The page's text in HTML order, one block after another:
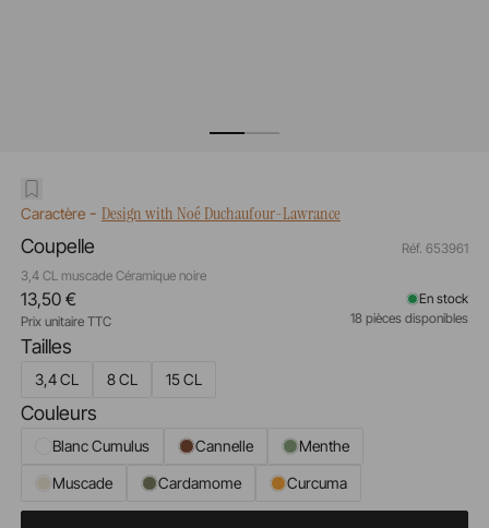
Caractère- Design with Noé Duchaufour-Lawrance
Coupelle
3,4 CL muscade Céramique noire
Réf. 653961
Tailles
3,4 CL 8 CL 15 CL
Couleurs
Blanc Cumulus Cannelle
Menthe
Muscade
Cardamome Curcuma
13,50 €
Prix unitaire TTC
En stock
18 pièces disponibles